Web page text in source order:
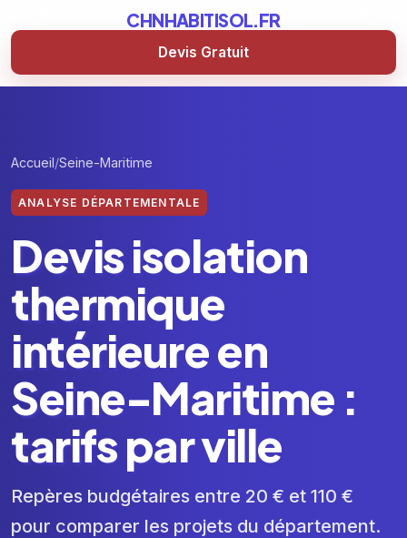
CHNHABITISOL.FR
Devis Gratuit
Accueil Seine-Maritime
ANALYSE DÉPARTEMENTALE
Devis isolation
thermique
intérieure en
Seine-Maritime :
tarifs par ville
Repères budgétaires entre 20 € et 110 €
pour comparer les projets du département.